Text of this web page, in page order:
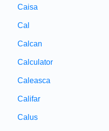
Caisa
Cal
Calcan
Calculator
Caleasca
Califar
Calus